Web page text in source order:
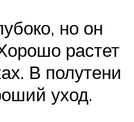
но он
растет
В полутени
уход.